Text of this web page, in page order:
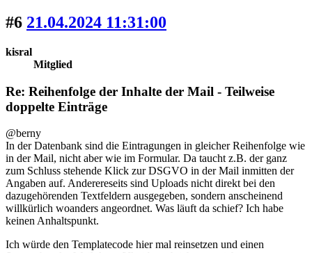
#6 21.04.2024 11:31:00
kisral
Mitglied
Re: Reihenfolge der Inhalte der Mail - Teilweise
doppelte Einträge
@berny
In der Datenbank sind die Eintragungen in gleicher Reihenfolge wie
in der Mail, nicht aber wie im Formular. Da taucht z.B. der ganz
zum Schluss stehende Klick zur DSGVO in der Mail inmitten der
Angaben auf. Anderereseits sind Uploads nicht direkt bei den
dazugehörenden Textfeldern ausgegeben, sondern anscheinend
willkürlich woanders angeordnet. Was läuft da schief? Ich habe
keinen Anhaltspunkt.
Ich würde den Templatecode hier mal reinsetzen und einen